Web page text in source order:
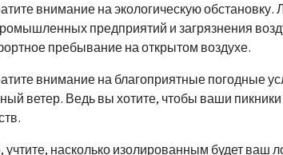
внимание на экологическую
предприятий и загрязнения
пребывание на открытом воздухе.
внимание на благоприятные погодные
ветер. Ведь вы хотите, чтобы ваши
учтите, насколько изолированным будет ваш